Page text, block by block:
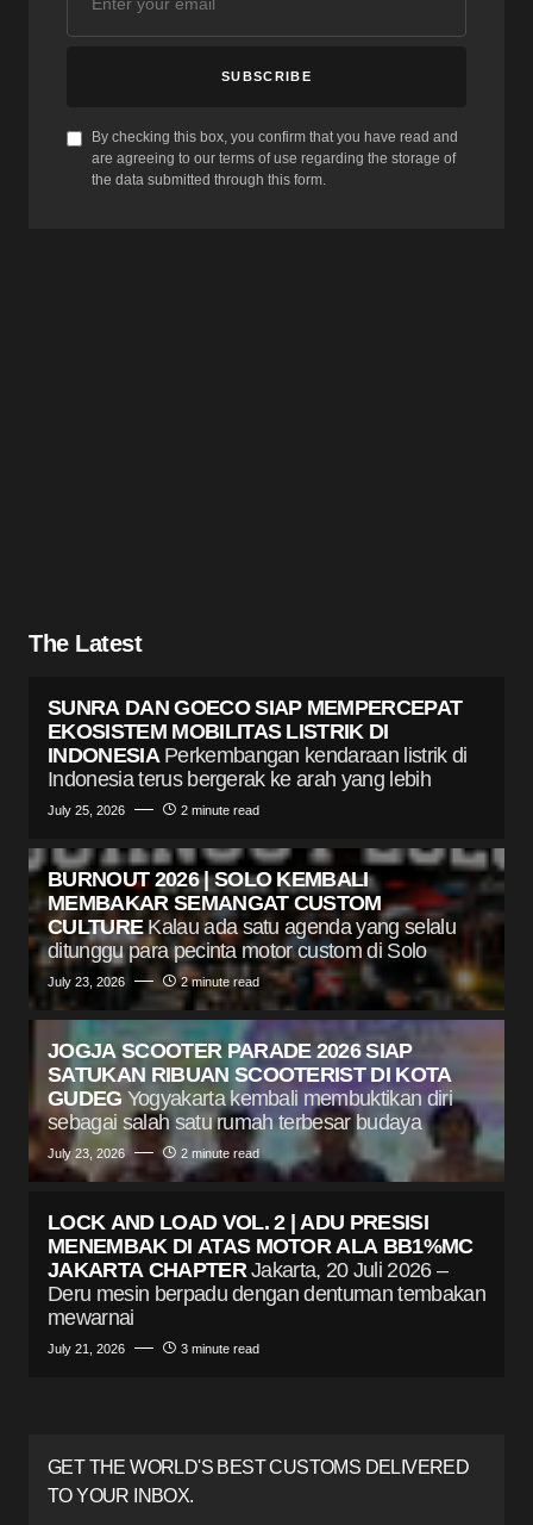
SUBSCRIBE
By checking this box, you confirm that you have read and
are agreeing to our terms of use regarding the storage of
the data submitted through this form.
The Latest
SUNRA DAN GOECO SIAP MEMPERCEPAT
EKOSISTEM MOBILITAS LISTRIK DI
INDONESIA Perkembangan kendaraan listrik di
Indonesia terus bergerak ke arah yang lebih
July 25, 2026 2 minute read
BURNOUT 2026 | SOLO KEMBALI
MEMBAKAR SEMANGAT CUSTOM
CULTURE Kalau ada satu agenda yang selalu
ditunggu para pecinta motor custom di Solo
July 23, 2026 2 minute read
JOGJA SCOOTER PARADE 2026 SIAP
SATUKAN RIBUAN SCOOTERIST DI KOTA
GUDEG Yogyakarta kembali membuktikan diri
sebagai salah satu rumah terbesar budaya
July 23, 2026 2 minute read
LOCK AND LOAD VOL. 2 | ADU PRESISI
MENEMBAK DI ATAS MOTOR ALA BB1%MC
JAKARTA CHAPTER Jakarta, 20 Juli 2026 –
Deru mesin berpadu dengan dentuman tembakan
mewarnai
July 21, 2026 3 minute read
GET THE WORLD'S BEST CUSTOMS DELIVERED
TO YOUR INBOX.